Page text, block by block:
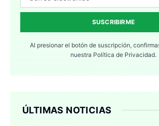
SUSCRIBIRME
Al presionar el botón de suscripción,
nuestra Política de Privacidad.
ÚLTIMAS NOTICIAS